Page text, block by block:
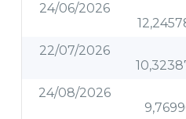
24/06/2026
22/07/2026
24/08/2026